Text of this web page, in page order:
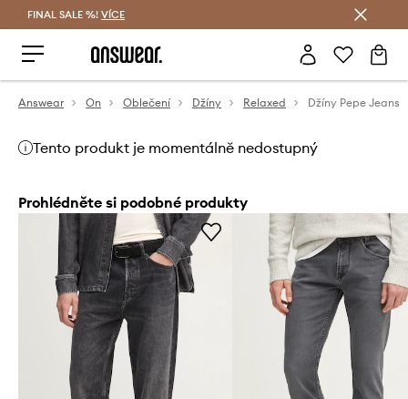
FINAL SALE %! VÍCE
Answear On Oblečení Džíny Relaxed Džíny Pepe Jeans
Tento produkt je momentálně nedostupný
Prohlédněte si podobné produkty